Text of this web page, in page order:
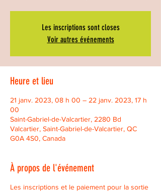
Les inscriptions sont closes
Voir autres événements
Heure et lieu
21 janv. 2023, 08 h 00 – 22 janv. 2023, 17 h
00
Saint-Gabriel-de-Valcartier, 2280 Bd
Valcartier, Saint-Gabriel-de-Valcartier, QC
G0A 4S0, Canada
À propos de l'événement
Les inscriptions et le paiement pour la sortie